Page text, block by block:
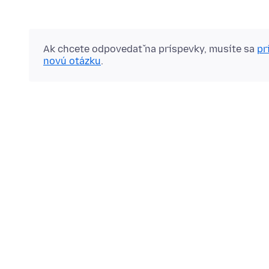
Ak chcete odpovedať na príspevky, musíte sa
novú otázku.